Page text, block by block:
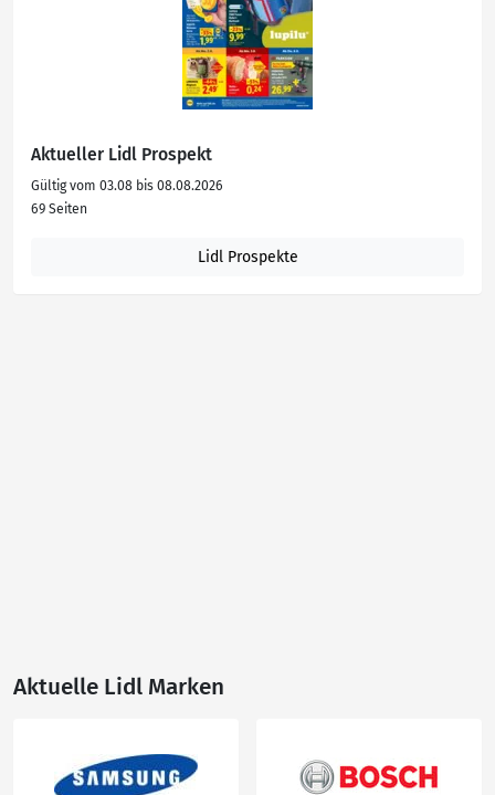
Aktueller Lidl Prospekt
Gültig vom 03.08 bis 08.08.2026
69 Seiten
Lidl Prospekte
Aktuelle Lidl Marken